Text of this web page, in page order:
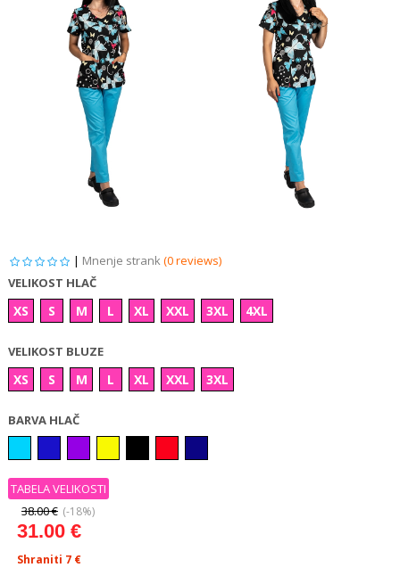
| Mnenje strank(0 reviews)
VELIKOST HLAČ
XS S M L XL XXL 3XL 4XL
VELIKOST BLUZE
XS S M L XL XXL 3XL
BARVA HLAČ
TABELA VELIKOSTI
38.00 € (-18%)
31.00 €
Shraniti 7 €